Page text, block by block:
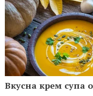
Вкусна крем супа